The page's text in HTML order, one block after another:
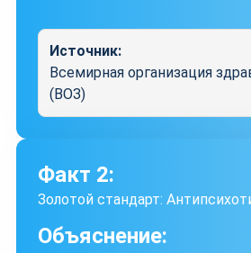
Источник:
Всемирная организация
(ВОЗ)
Факт 2:
Золотой стандарт:
Объяснение: